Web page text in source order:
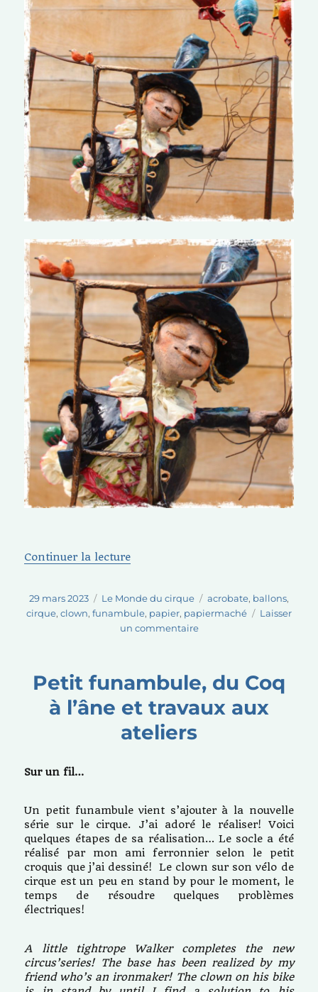
Continuer la lecturede « Le clown aux ballons »
Publié
le
29 mars 2023 Catégories
Le Monde du cirque Étiquettes
acrobate, ballons,
cirque, clown, funambule, papier, papiermaché
Laisser
un commentairesur
ballons
Petit funambule, du Coq
à l’âne et travaux aux
ateliers
Sur un fil…
Un petit funambule vient s’ajouter à la nouvelle
série sur le cirque. J’ai adoré le réaliser! Voici
quelques étapes de sa réalisation… Le socle a été
réalisé par mon ami ferronnier selon le petit
croquis que j’ai dessiné! Le clown sur son vélo de
cirque est un peu en stand by pour le moment, le
temps de résoudre quelques problèmes
électriques!
A little tightrope Walker completes the new
circus’series! The base has been realized by my
friend who’s an ironmaker! The clown on his bike